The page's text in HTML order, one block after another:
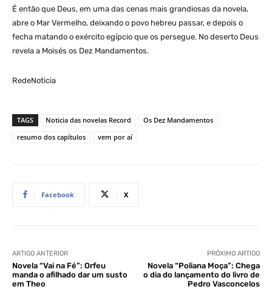
É então que Deus, em uma das cenas mais grandiosas da novela,
abre o Mar Vermelho, deixando o povo hebreu passar, e depois o
fecha matando o exército egípcio que os persegue. No deserto Deus
revela a Moisés os Dez Mandamentos.
RedeNoticia
TAGS Noticia das novelas Record
Os Dez Mandamentos
resumo dos capítulos
vem por aí
Facebook X
ARTIGO ANTERIOR
Novela “Vai na Fé”: Orfeu
manda o afilhado dar um susto
em Theo
PRÓXIMO ARTIGO
Novela “Poliana Moça”: Chega
o dia do lançamento do livro de
Pedro Vasconcelos